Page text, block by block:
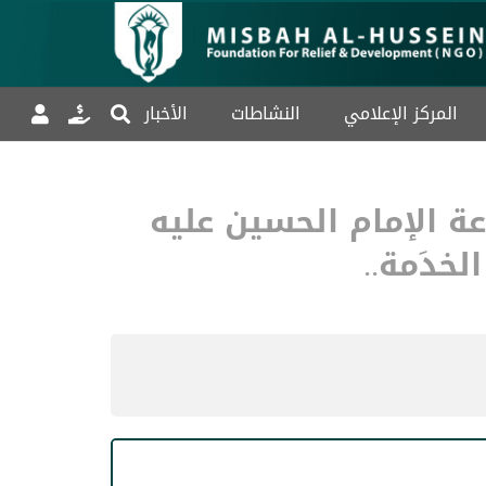
المركز الإعلامي النشاطات الأخبار
الإمام الحسين عليه